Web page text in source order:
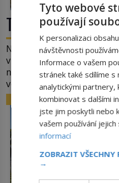
Tsunami: Když
Nejprve špetka
vznikl spojením
nami (vlna). Jedná se o
volném moři takřka
vlnová délka tsunami i
na volném moři je
podobné obří vlny obávat i
tsunami si […]
ZAJÍMAVOSTI
Tyto webové
používají
K personalizaci
návštěvnosti
Informace o vašem
stránek také sdílíme s
analytickými partnery,
kombinovat s dalšími
jste jim poskytli nebo
vašem používání
informací
ZOBRAZIT VŠECHNY
→